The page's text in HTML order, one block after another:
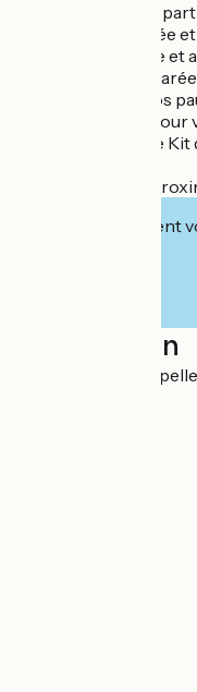
Vous apprécierez
- Lits faits à l'arrivée
- La déco élégante
- Les toilettes
- Le jardin pour vos
- La basse-cour
- Le local vélo et le
Nous habitons à
Cet établissement
Localisation
Impasse de la